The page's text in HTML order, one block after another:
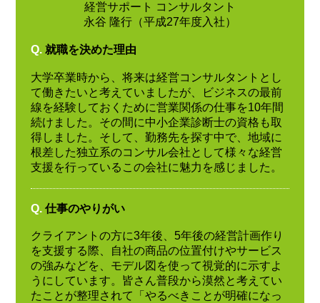
経営サポート コンサルタント
永谷 隆行（平成27年度入社）
Q. 就職を決めた理由
大学卒業時から、将来は経営コンサルタントとし
て働きたいと考えていましたが、ビジネスの最前
線を経験しておくために営業関係の仕事を10年間
続けました。その間に中小企業診断士の資格も取
得しました。そして、勤務先を探す中で、地域に
根差した独立系のコンサル会社として様々な経営
支援を行っているこの会社に魅力を感じました。
Q. 仕事のやりがい
クライアントの方に3年後、5年後の経営計画作り
を支援する際、自社の商品の位置付けやサービス
の強みなどを、モデル図を使って視覚的に示すよ
うにしています。皆さん普段から漠然と考えてい
たことが整理されて「やるべきことが明確になっ